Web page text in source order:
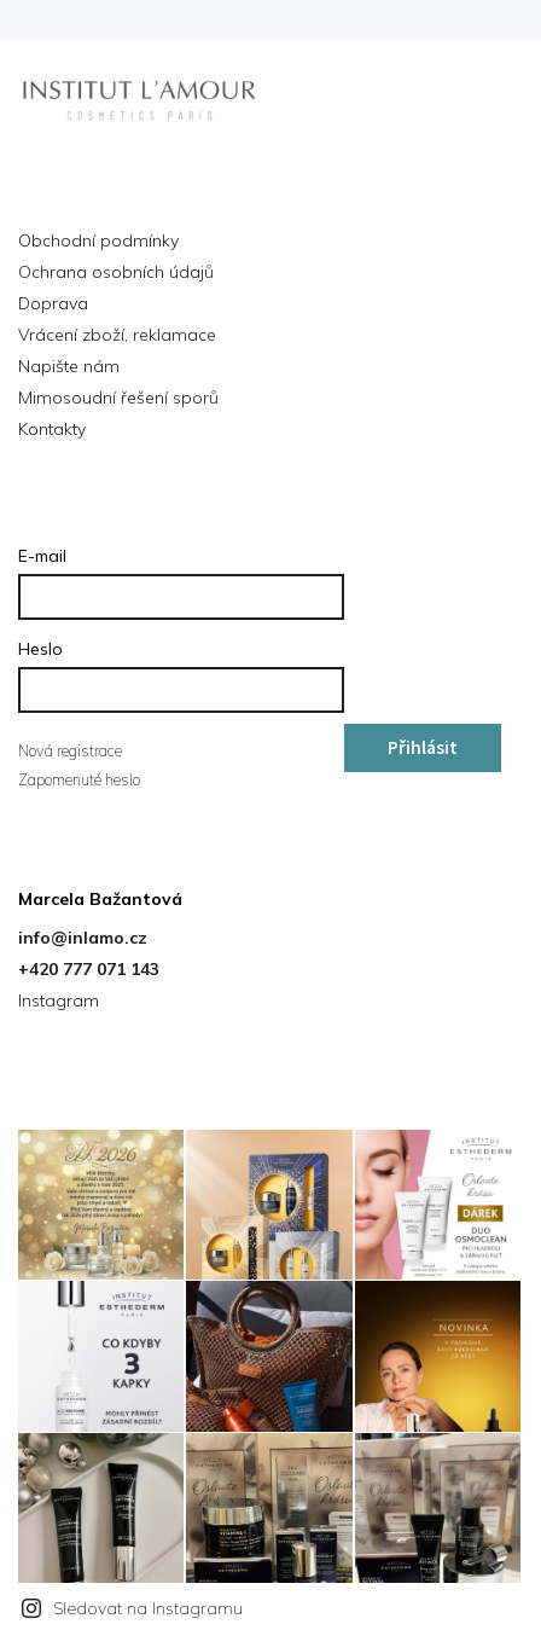
Obchodní podmínky
Ochrana osobních údajů
Doprava
Vrácení zboží, reklamace
Napište nám
Mimosoudní řešení sporů
Kontakty
E-mail
Heslo
Přihlásit
Nová registrace
Zapomenuté heslo
Marcela Bažantová
info@inlamo.cz
+420 777 071 143
Instagram
Sledovat na Instagramu